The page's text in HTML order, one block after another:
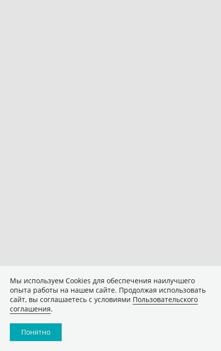
Мы используем Сookies для обеспечения наилучшего
опыта работы на нашем сайте. Продолжая использовать
сайт, вы соглашаетесь с условиями Пользовательского
соглашения.
Понятно